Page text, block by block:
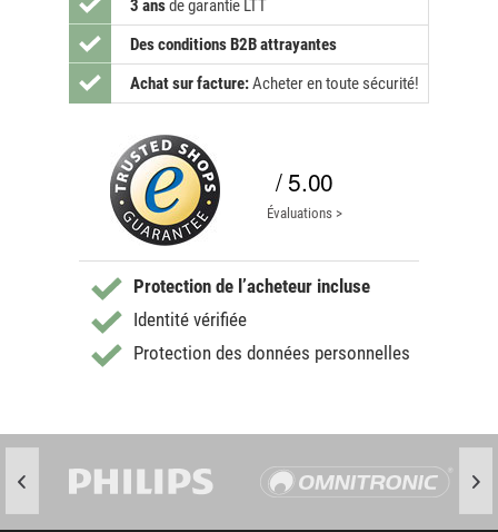
3 ansde garantie LTT
Des conditions B2B attrayantes
Achat sur facture:Acheter en toute sécurité!
/ 5.00
Évaluations >
Protection de l’acheteur incluse
Identité vérifiée
Protection des données personnelles